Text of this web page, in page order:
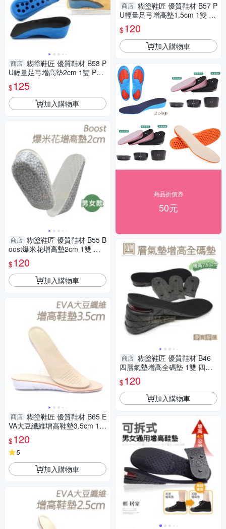
商店 糊塗鞋匠 優質鞋材 B58 P
U輕量足弓增高墊2cm 1雙 PU
增高墊 增高半墊
$125
加入購物車
商店 糊塗鞋匠 優質鞋材 B55 B
oost爆米花增高墊2cm 1雙 矽
膠增高墊 爆米花鞋墊
$120
加入購物車
商店 糊塗鞋匠 優質鞋材 B65 E
VA大豆纖維增高鞋墊3.5cm 1雙
增高鞋墊 增高全墊 EVA增高鞋
墊 EVA增高墊
$120
5
加入購物車
商店 糊塗鞋匠 優質鞋材 B57 P
U輕量足弓增高墊1.5cm 1雙 P
U增高墊 增高半墊
$120
加入購物車
商品折價券
50元
商店 糊塗鞋匠 優質鞋材 B46
四層氣墊增高全碼墊 1雙 四層
可調 增高7.5公分 增高墊 增高
全墊
$120
加入購物車